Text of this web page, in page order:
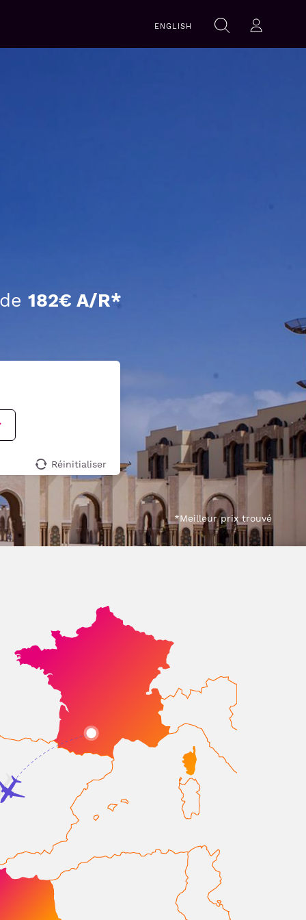
ENGLISH RechercheRechercher
182€ A/R*
*Meilleur prix trouvé
Réinitialiser